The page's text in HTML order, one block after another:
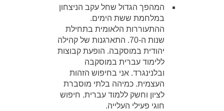
המהפך הגדול שחל עקב הניצחון
במלחמת ששת הימים.
ההתעוררות הלאומית בתחילת
שנות ה-70. התארגנות של קהילה
יהודית במוסקבה. הופעת קבוצות
ללימוד עברית במוסקבה
ובלנינגרד. אני בחיפוש הזהות
העצמית. כמיהה בלתי מוסברת
לציון וחשק ללמוד עברית. חיפוש
חוגי פעילי העלייה.